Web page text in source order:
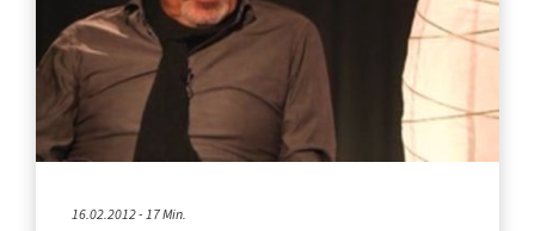
16.02.2012 - 17 Min.